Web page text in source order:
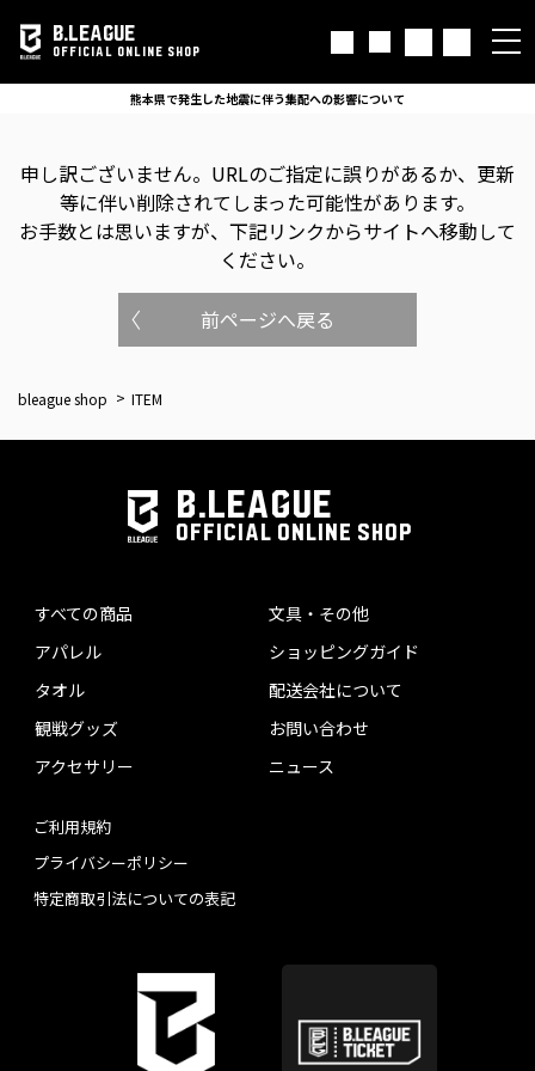
B.LEAGUE
OFFICIAL ONLINE SHOP
熊本県で発生した地震に伴う集配への影響について
申し訳ございません。 URLのご指定に誤りがあるか、更新
等に伴い削除されてしまった可能性があります。
お手数とは思いますが、下記リンクからサイトへ移動して
ください。
前ページへ戻る
bleague shop ITEM
B.LEAGUE
OFFICIAL ONLINE SHOP
すべての商品
アパレル
タオル
観戦グッズ
アクセサリー
文具・その他
ショッピングガイド
配送会社について
お問い合わせ
ニュース
ご利用規約
プライバシーポリシー
特定商取引法についての表記